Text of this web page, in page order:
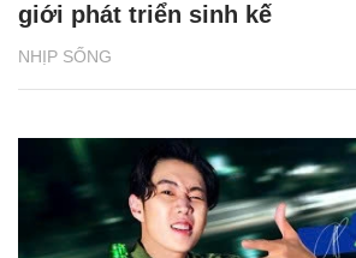
NHỊP SỐNG
giới phát triển sinh kế